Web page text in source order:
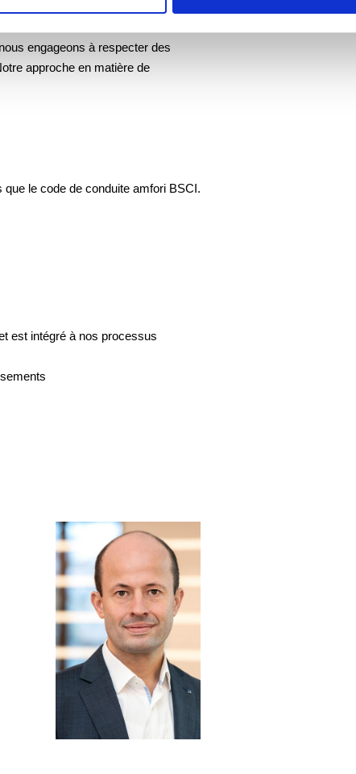
engageons à respecter des
approche en matière de
le code de conduite amfori BSCI.
est intégré à nos processus